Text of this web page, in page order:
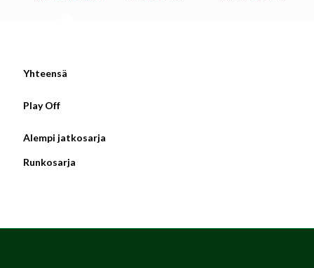
Yhteensä
Play Off
Alempi jatkosarja
Runkosarja